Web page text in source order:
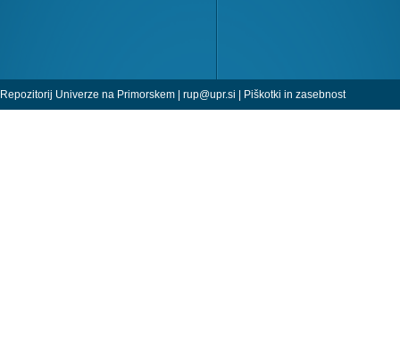
Repozitorij Univerze na Primorskem | rup@upr.si | Piškotki in zasebnost